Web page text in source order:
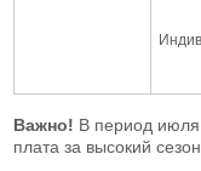
Важно! В период июля
плата за высокий сезон.